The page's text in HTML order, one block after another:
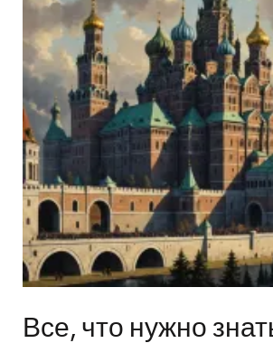
Все, что нужно